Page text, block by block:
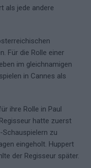
als jede andere
Für die Rolle einer
im gleichnamigen
in Cannes als
ihre Rolle in Paul
hatte zuerst
Schauspielern zu
eingeholt. Huppert
der Regisseur später.